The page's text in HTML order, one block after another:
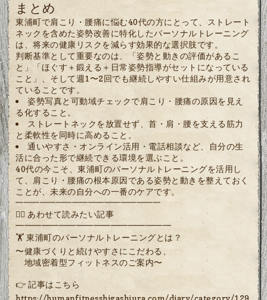
まとめ
東浦町で肩こり・腰痛に悩む40代の方にとって、ストレート
ネックを含めた姿勢改善に特化したパーソナルトレーニング
は、将来の健康リスクを減らす効果的な選択肢です。
判断基準として重要なのは、「姿勢と動きの評価があるこ
と」「ほぐす＋鍛える＋日常姿勢指導がセットになっている
こと」、そして週1〜2回でも継続しやすい仕組みが用意され
ていることです。
姿勢写真と可動域チェックで肩こり・腰痛の原因を見え
る化すること。
ストレートネックを放置せず、首・肩・腰を支える筋力
と柔軟性を同時に高めること。
通いやすさ・オンライン活用・電話相談など、自分の生
活に合った形で継続できる環境を選ぶこと。
40代の今こそ、東浦町のパーソナルトレーニングを活用し
て、肩こり・腰痛の根本原因である姿勢と動きを整えておく
ことが、未来の自分への一番のケアです。
━━━━━━━━━━━━━━━━━━
🏋️‍♂️ あわせて読みたい記事
━━━━━━━━━━━━━━━━━━
🏋️ 東浦町のパーソナルトレーニングとは？
〜健康づくりと続けやすさにこだわる、
地域密着型フィットネスのご案内〜
👉 記事はこちら
https://humanfitnesshigashiura.com/diary/category/129